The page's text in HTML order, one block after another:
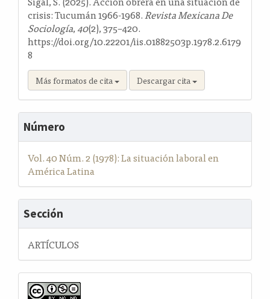
crisis: Tucumán 1966-1968.Revista Mexicana De
Sociología,40(2), 375–420.
https://doi.org/10.22201/iis.01882503p.1978.2.6179
8
Más formatos de cita Descargar cita
Número
Vol. 40 Núm. 2 (1978): La situación laboral en
América Latina
Sección
ARTÍCULOS